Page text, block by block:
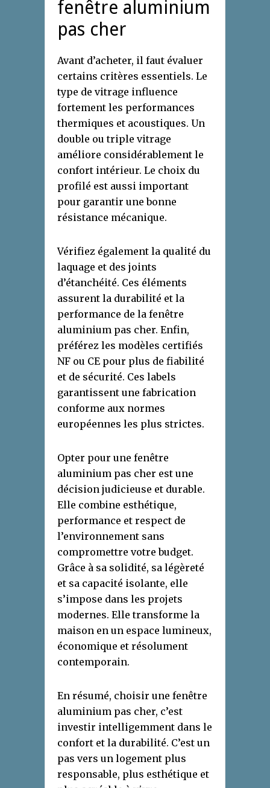
fenêtre aluminium
pas cher
Avant d’acheter, il faut évaluer
certains critères essentiels. Le
type de vitrage influence
fortement les performances
thermiques et acoustiques. Un
double ou triple vitrage
améliore considérablement le
confort intérieur. Le choix du
profilé est aussi important
pour garantir une bonne
résistance mécanique.
Vérifiez également la qualité du
laquage et des joints
d’étanchéité. Ces éléments
assurent la durabilité et la
performance de la fenêtre
aluminium pas cher. Enfin,
préférez les modèles certifiés
NF ou CE pour plus de fiabilité
et de sécurité. Ces labels
garantissent une fabrication
conforme aux normes
européennes les plus strictes.
Opter pour une fenêtre
aluminium pas cher est une
décision judicieuse et durable.
Elle combine esthétique,
performance et respect de
l’environnement sans
compromettre votre budget.
Grâce à sa solidité, sa légèreté
et sa capacité isolante, elle
s’impose dans les projets
modernes. Elle transforme la
maison en un espace lumineux,
économique et résolument
contemporain.
En résumé, choisir une fenêtre
aluminium pas cher, c’est
investir intelligemment dans le
confort et la durabilité. C’est un
pas vers un logement plus
responsable, plus esthétique et